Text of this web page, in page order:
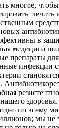
многое,
лечить
в
медицина
препараты
инфекции
по всему
мы